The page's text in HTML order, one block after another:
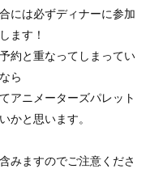
には必ずディナーに参加
ます！
約と重なってしまってい
ら
アニメーターズパレット
かと思います。
みますのでご注意くださ